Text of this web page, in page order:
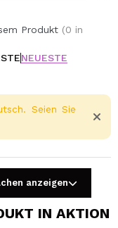
Produkt (0 in
NEUESTE
Seien Sie
anzeigen
IN AKTION